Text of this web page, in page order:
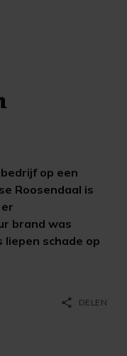
op een
Roosendaal is
brand was
schade op
share DELEN